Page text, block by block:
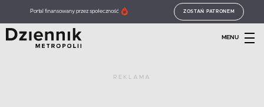
Portal finansowany przez społeczność ZOSTAŃ PATRONEM
MENU
REKLAMA